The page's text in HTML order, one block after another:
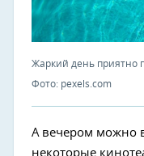
Жаркий день приятно
Фото: pexels.com
А вечером можно
некоторые